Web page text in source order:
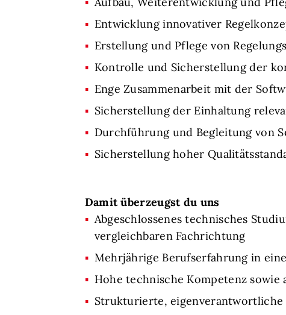
Entwicklung innovativer
Erstellung und Pflege von
Kontrolle und Sicherstellung der
Enge Zusammenarbeit mit der
Sicherstellung der Einhaltung
Durchführung und Begleitung von
Sicherstellung hoher
Damit überzeugst du uns
Abgeschlossenes technisches
vergleichbaren Fachrichtung
Mehrjährige Berufserfahrung in
Hohe technische Kompetenz sowie
Strukturierte,